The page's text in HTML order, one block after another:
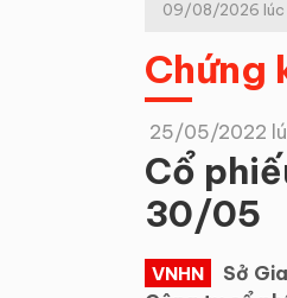
Kinh tế hội nhập
Doanh nghiệp
09/08/2026 lúc
Chứng
25/05/2022
Cổ
30/05
VNHN
Sở